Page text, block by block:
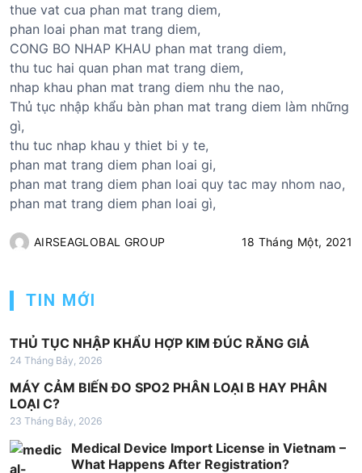
thue vat cua phan mat trang diem,
phan loai phan mat trang diem,
CONG BO NHAP KHAU phan mat trang diem,
thu tuc hai quan phan mat trang diem,
nhap khau phan mat trang diem nhu the nao,
Thủ tục nhập khẩu bàn phan mat trang diem làm những
gì,
thu tuc nhap khau y thiet bi y te,
phan mat trang diem phan loai gi,
phan mat trang diem phan loai quy tac may nhom nao,
phan mat trang diem phan loai gì,
AIRSEAGLOBAL GROUP 18 Tháng Một, 2021
TIN MỚI
THỦ TỤC NHẬP KHẨU HỢP KIM ĐÚC RĂNG GIẢ
24 Tháng Bảy, 2026
MÁY CẢM BIẾN ĐO SPO2 PHÂN LOẠI B HAY PHÂN
LOẠI C?
23 Tháng Bảy, 2026
Medical Device Import License in Vietnam –
What Happens After Registration?